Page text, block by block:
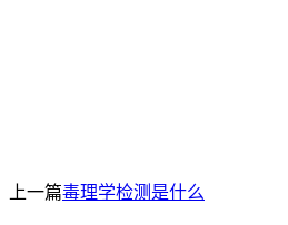
上一篇毒理学检测是什么